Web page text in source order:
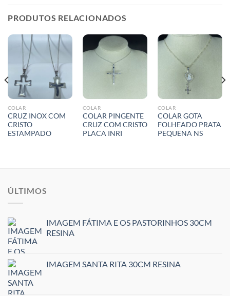
PRODUTOS RELACIONADOS
COLAR
CRUZ INOX COM
CRISTO
ESTAMPADO
COLAR
COLAR PINGENTE
CRUZ COM CRISTO
PLACA INRI
COLAR
COLAR GOTA
FOLHEADO PRATA
PEQUENA NS
ÚLTIMOS
IMAGEM FÁTIMA E OS PASTORINHOS 30CM
RESINA
IMAGEM SANTA RITA 30CM RESINA